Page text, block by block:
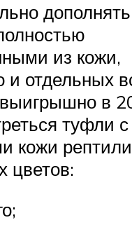
из кожи,
и отдельных
в
туфли с
кожи
цветов: